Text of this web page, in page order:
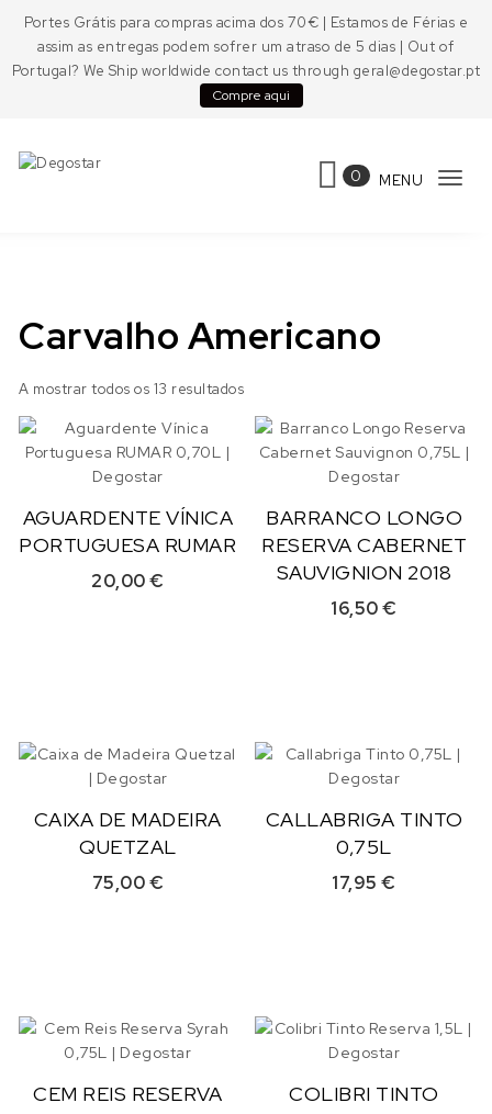
Portes Grátis para compras acima dos 70€ | Estamos de Férias e
assim as entregas podem sofrer um atraso de 5 dias | Out of
Portugal? We Ship worldwide contact us through geral@degostar.pt
Compre aqui
0 MENU
Carvalho Americano
A mostrar todos os 13 resultados
AGUARDENTE VÍNICA
PORTUGUESA RUMAR
20,00€
BARRANCO LONGO
RESERVA CABERNET
SAUVIGNION 2018
16,50€
CAIXA DE MADEIRA
QUETZAL
75,00€
CALLABRIGA TINTO
0,75L
17,95€
CEM REIS RESERVA
COLIBRI TINTO